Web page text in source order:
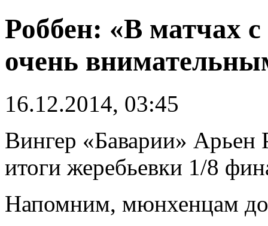
Роббен: «В матчах
очень
16.12.2014, 03:45
Вингер «Баварии» Арьен
итоги жеребьевки 1/8
Напомним, мюнхенцам